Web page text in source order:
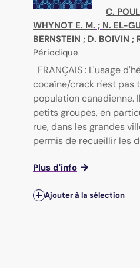
C.
WHYNOT E. M. ; N. EL-
BERNSTEIN ; D. BOIVIN ;
Périodique
FRANÇAIS : L'usage
cocaïne/crack n'est pas
population canadienne.
petits groupes, en
rue, dans les grandes
permis de recueillir les
Plus d'info
Ajouter à la sélection